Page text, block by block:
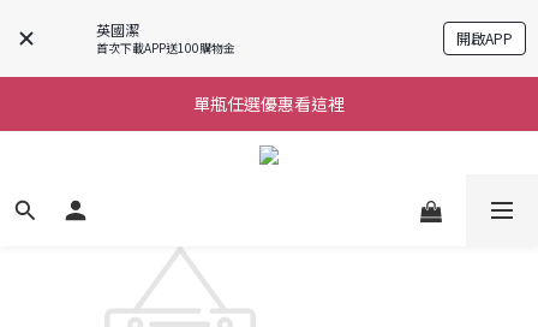
英國潔
首次下載APP送100購物金 開啟APP
購物滿$690免運
購物滿$690免運
單瓶任選優惠看這裡
購物滿$690免運